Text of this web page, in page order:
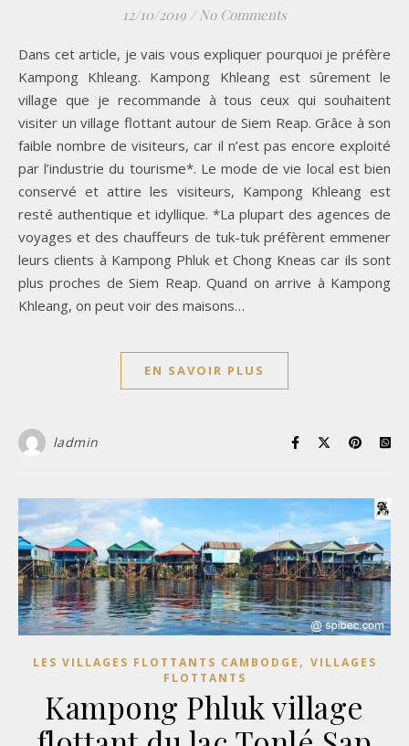
12/10/2019 / No Comments
Dans cet article, je vais vous expliquer pourquoi je préfère
Kampong Khleang. Kampong Khleang est sûrement le
village que je recommande à tous ceux qui souhaitent
visiter un village flottant autour de Siem Reap. Grâce à son
faible nombre de visiteurs, car il n’est pas encore exploité
par l’industrie du tourisme*. Le mode de vie local est bien
conservé et attire les visiteurs, Kampong Khleang est
resté authentique et idyllique. *La plupart des agences de
voyages et des chauffeurs de tuk-tuk préfèrent emmener
leurs clients à Kampong Phluk et Chong Kneas car ils sont
plus proches de Siem Reap. Quand on arrive à Kampong
Khleang, on peut voir des maisons…
EN SAVOIR PLUS
ladmin
LES VILLAGES FLOTTANTS CAMBODGE , VILLAGES
FLOTTANTS
Kampong Phluk village